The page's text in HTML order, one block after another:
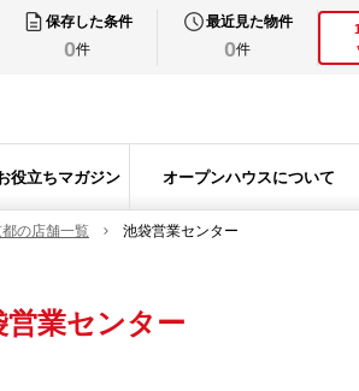
保存した条件
0件
最近見た物件
0件
役立ちマガジン オープンハウスについて
の店舗一覧 池袋営業センター
営業センター